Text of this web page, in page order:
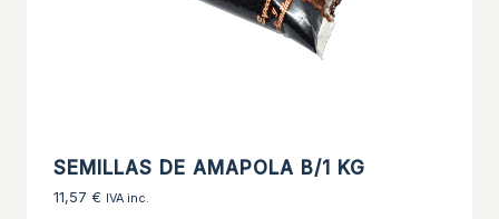
SEMILLAS DE AMAPOLA B/1 KG
11,57 € IVA inc.